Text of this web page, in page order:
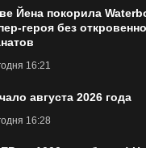
Йена покорила
героя без
16:21
августа 2026 года
16:28